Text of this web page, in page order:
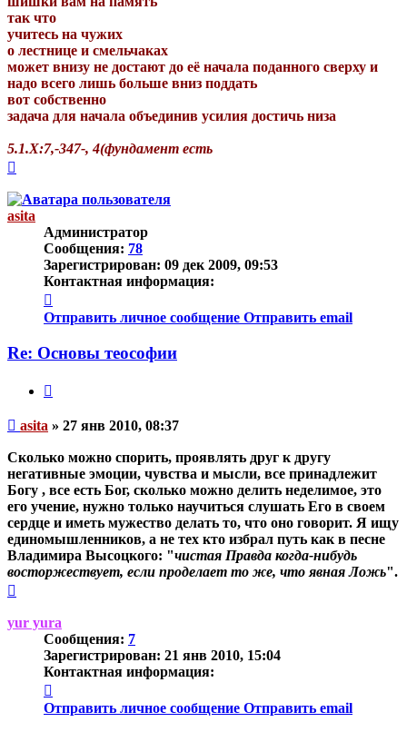
так что
учитесь на чужих
о лестнице и смельчаках
может внизу не достают до её начала поданного сверху и
надо всего лишь больше вниз поддать
вот собственно
задача для начала объединив усилия достичь низа
5.1.Х:7,-347-, 4(фундамент есть
началу
asita
Администратор
Сообщения: 78
Зарегистрирован: 09 дек 2009, 09:53
Контактная информация:
информация
пользователя
Отправить личное сообщение Отправить email
Re: Основы теософии
Непрочитанное
asita » 27 янв 2010, 08:37
Сколько можно спорить, проявлять друг к другу
негативные эмоции, чувства и мысли, все принадлежит
Богу , все есть Бог, сколько можно делить неделимое, это
его учение, нужно только научиться слушать Его в своем
сердце и иметь мужество делать то, что оно говорит. Я ищу
единомышленников, а не тех кто избрал путь как в песне
Владимира Высоцкого: "чистая Правда когда-нибудь
восторжествует, если проделает то же, что явная Ложь".
началу
yur yura
Сообщения: 7
Зарегистрирован: 21 янв 2010, 15:04
Контактная информация:
информация
пользователя
Отправить личное сообщение Отправить email